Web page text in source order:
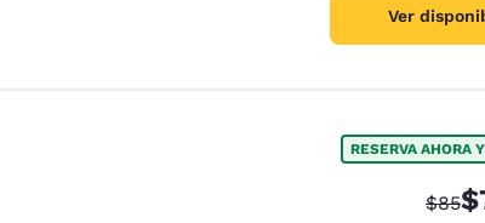
Ver
RESERVA AHORA
$85